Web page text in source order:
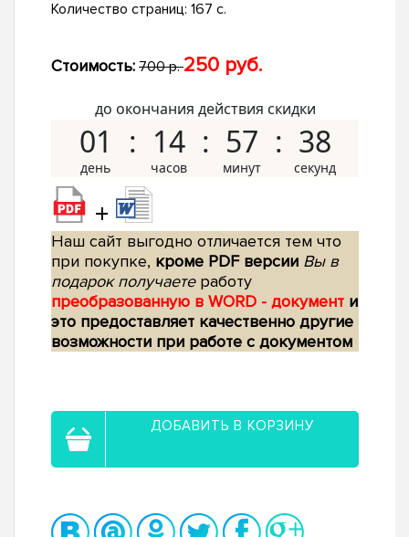
Количество страниц: 167 с.
Стоимость: 700 р.250 руб.
до окончания действия скидки
01 14 57 37
+
Наш сайт выгодно отличается тем что
при покупке, кроме PDF версии Вы в
подарок получаетеработу
преобразованную в WORD - документ и
это предоставляет качественно другие
возможности при работе с документом
ДОБАВИТЬ В КОРЗИНУ